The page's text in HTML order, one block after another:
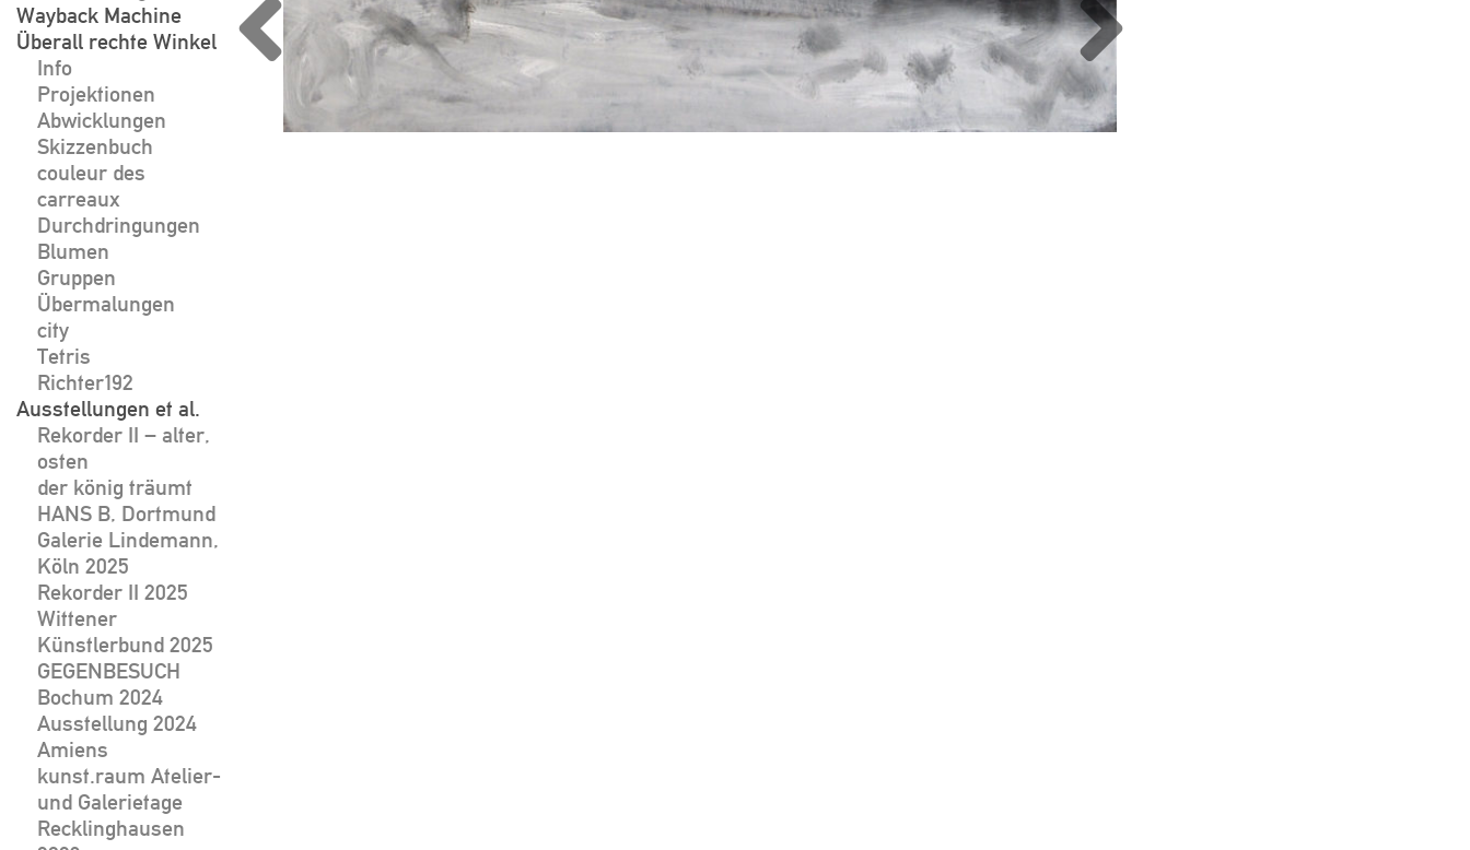
Wayback Machine
Überall rechte Winkel
Info
Projektionen
Abwicklungen
Skizzenbuch
couleur des
carreaux
Durchdringungen
Blumen
Gruppen
Übermalungen
city
Tetris
Richter192
Ausstellungen et al.
Rekorder II – alter,
osten
der könig träumt
HANS B, Dortmund
Galerie Lindemann,
Köln 2025
Rekorder II 2025
Wittener
Künstlerbund 2025
GEGENBESUCH
Bochum 2024
Ausstellung 2024
Amiens
kunst.raum Atelier-
und Galerietage
Recklinghausen